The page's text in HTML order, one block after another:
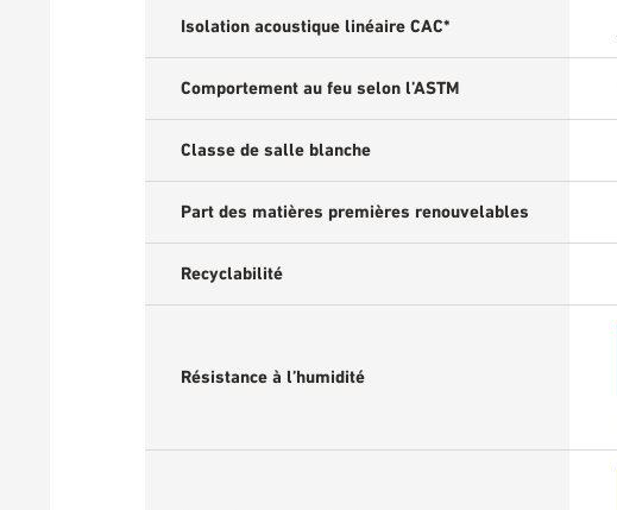
Isolation acoustique linéaire CAC*
Comportement au feu selon l’ASTM
Classe de salle blanche
Part des matières premières renouvelables
Recyclabilité
Résistance à l’humidité